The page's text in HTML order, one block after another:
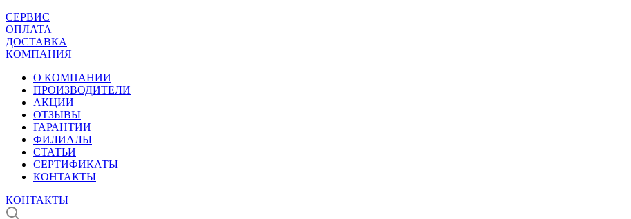
СЕРВИС
ОПЛАТА
ДОСТАВКА
КОМПАНИЯ
О КОМПАНИИ
ПРОИЗВОДИТЕЛИ
АКЦИИ
ОТЗЫВЫ
ГАРАНТИИ
ФИЛИАЛЫ
СТАТЬИ
СЕРТИФИКАТЫ
КОНТАКТЫ
КОНТАКТЫ